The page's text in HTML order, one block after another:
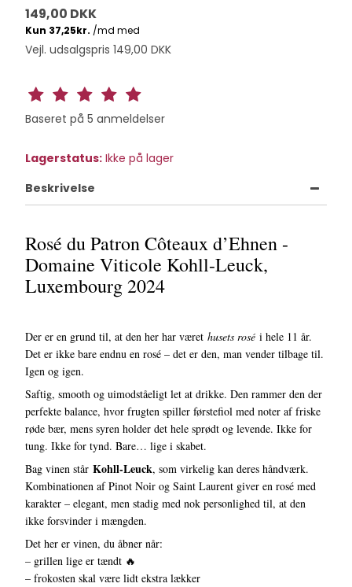
149,00 DKK
Vejl. udsalgspris 149,00 DKK
Baseret på 5 anmeldelser
Lagerstatus: Ikke på lager
Beskrivelse
Rosé du Patron Côteaux d’Ehnen -
Domaine Viticole Kohll-Leuck,
Luxembourg 2024
Der er en grund til, at den her har værethusets rosé i hele 11 år.
Det er ikke bare endnu en rosé – det er den, man vender tilbage til.
Igen og igen.
Saftig, smooth og uimodståeligt let at drikke. Den rammer den der
perfekte balance, hvor frugten spiller førstefiol med noter af friske
røde bær, mens syren holder det hele sprødt og levende. Ikke for
tung. Ikke for tynd. Bare… lige i skabet.
Bag vinen stårKohll-Leuck, som virkelig kan deres håndværk.
Kombinationen af Pinot Noir og Saint Laurent giver en rosé med
karakter – elegant, men stadig med nok personlighed til, at den
ikke forsvinder i mængden.
Det her er vinen, du åbner når:
– grillen lige er tændt 🔥
– frokosten skal være lidt ekstra lækker